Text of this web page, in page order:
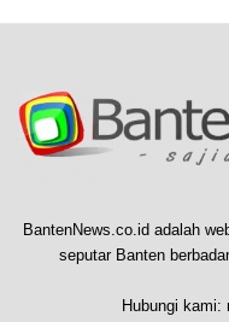
BantenNews.co.id adalah
seputar Banten
Hubungi kami: